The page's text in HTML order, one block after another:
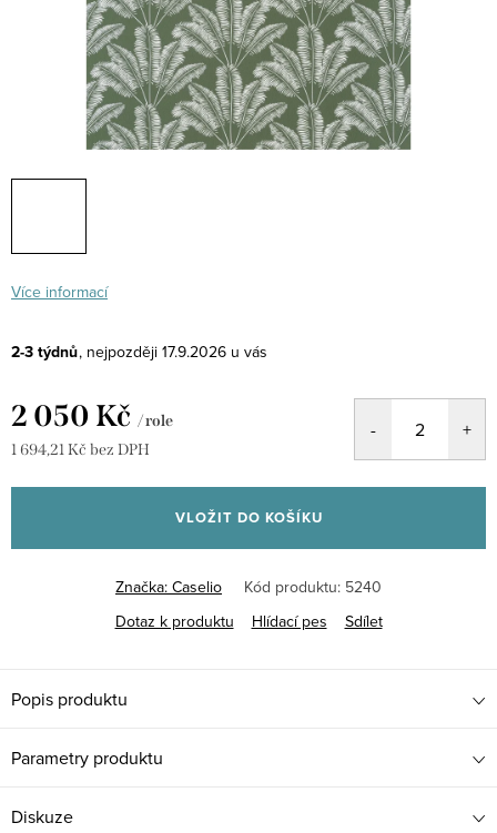
Více informací
2-3 týdnů 17.9.2026
2 050 Kč / role
1 694,21 Kč bez DPH
cena:
VLOŽIT DO KOŠÍKU
Značka: Caselio Kód produktu: 5240
Dotaz k produktu
Hlídací pes Sdílet
Popis produktu
Parametry produktu
Diskuze